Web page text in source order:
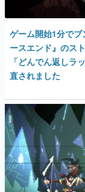
ゲーム開始1分で
ースエンド』のス
「どんでん返しラ
直されました